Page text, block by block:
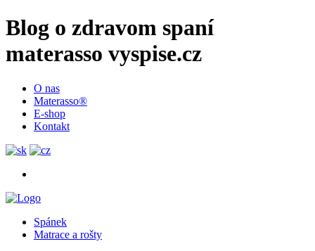
Blog o zdravom spaní
materasso vyspise.cz
O nas
Materasso®
E-shop
Kontakt
Spánek
Matrace a rošty